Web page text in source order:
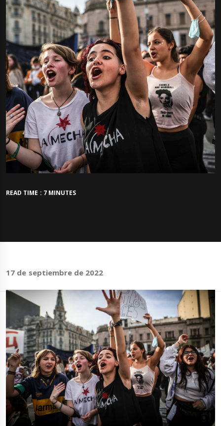
READ TIME : 7 MINUTES
17 de septiembre de 2022